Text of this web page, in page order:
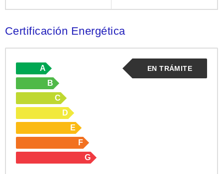
Certificación Energética
EN TRÁMITE
A
B
C
D
E
F
G